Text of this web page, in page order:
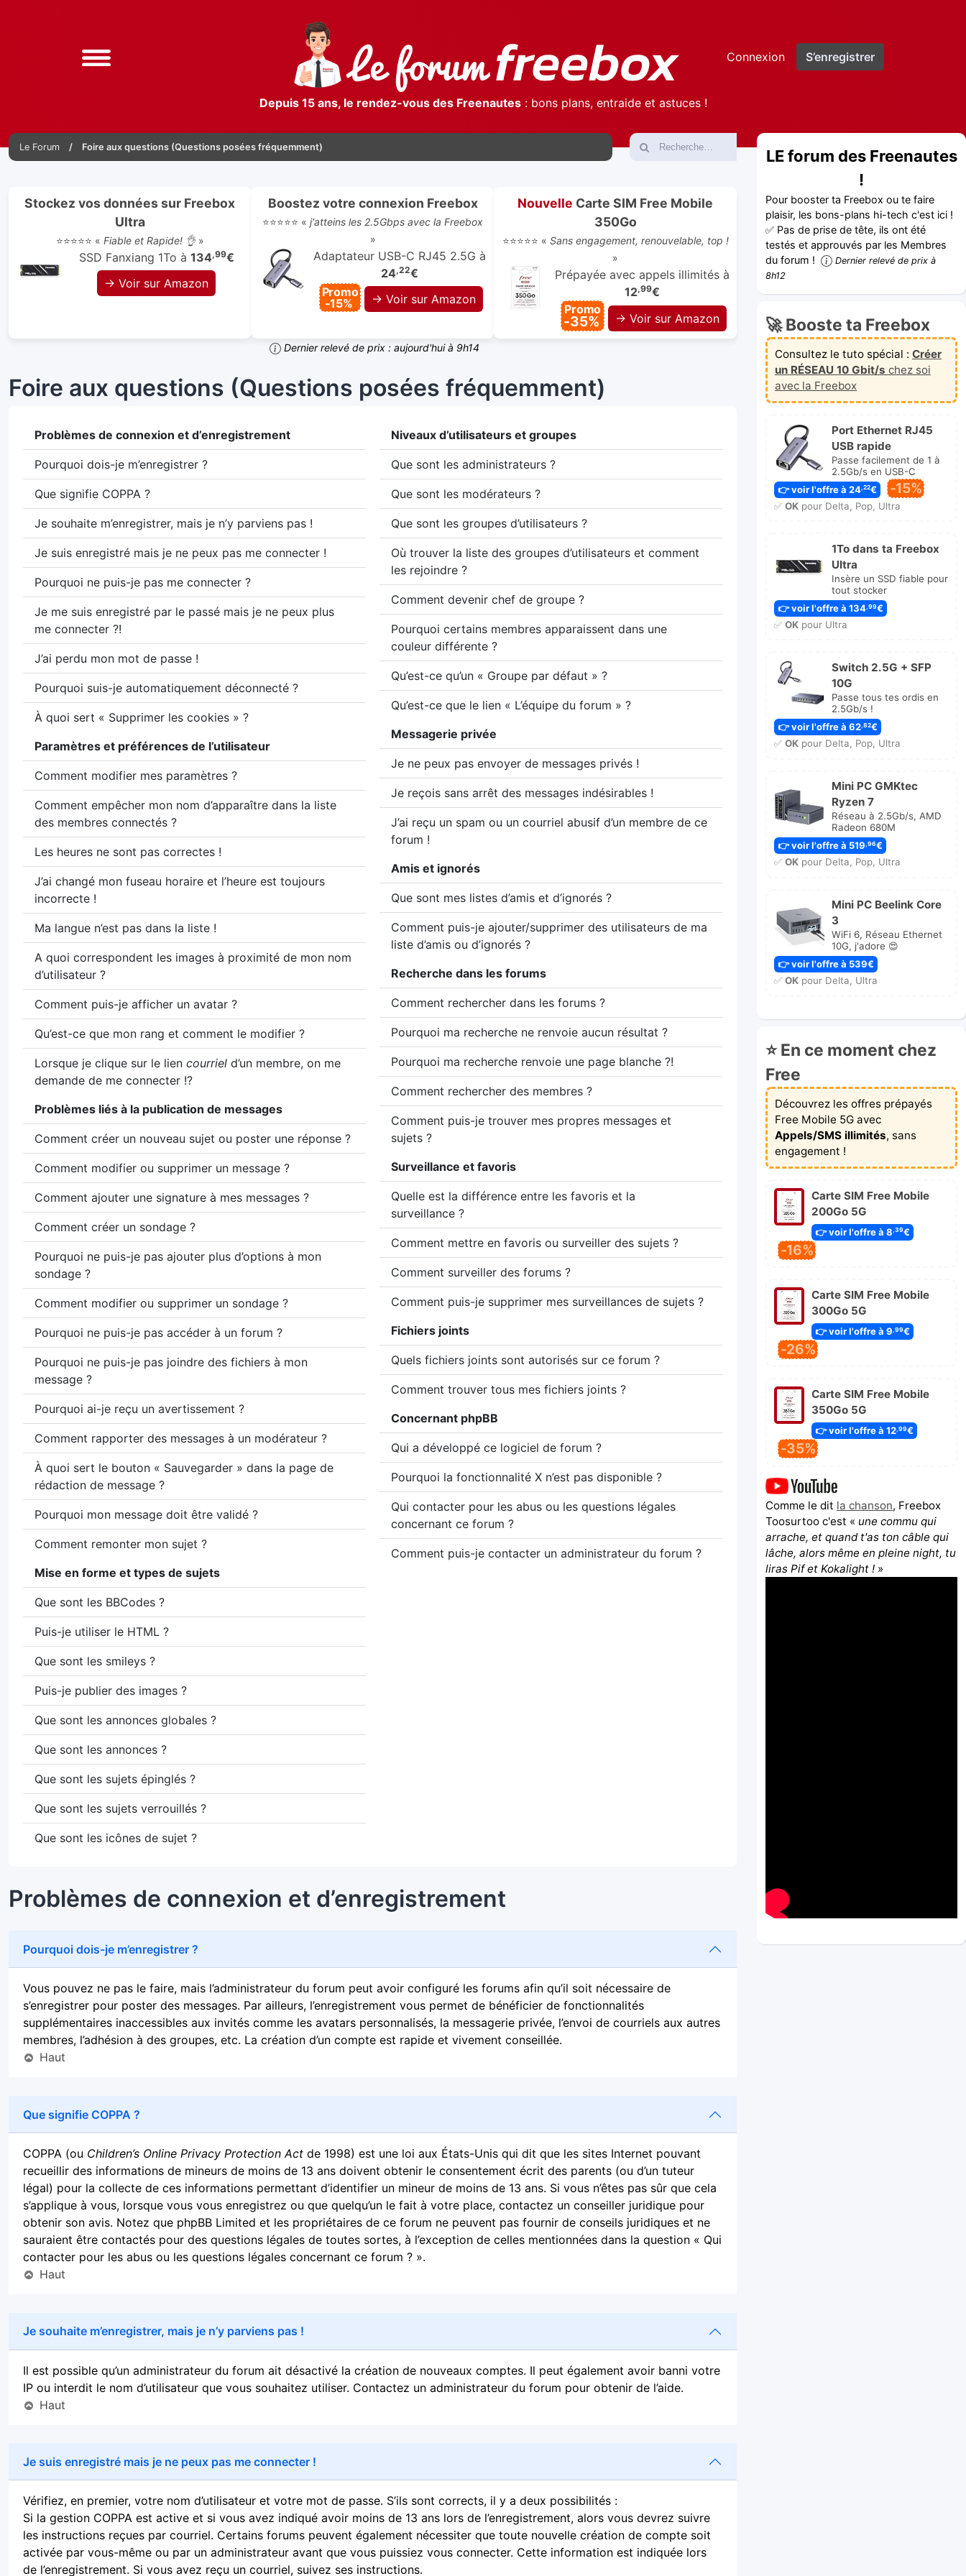
Connexion S’enregistrer
Depuis 15 ans, le rendez-vous des Freenautes: bons plans, entraide et astuces !
Le Forum Foire aux questions (Questions posées fréquemment)
Stockez vos données sur Freebox
Ultra
⭐⭐⭐⭐⭐ « Fiable et Rapide! 👌»
SSD Fanxiang 1To à 134,99€
→ Voir sur Amazon
Boostez votre connexion Freebox
⭐⭐⭐⭐⭐ « j'atteins les 2.5Gbps avec la Freebox
»
Adaptateur USB-C RJ45 2.5G à
24,22€
Promo
-15%
→ Voir sur Amazon
Nouvelle Carte SIM Free Mobile
350Go
⭐⭐⭐⭐⭐ « Sans engagement, renouvelable, top !
»
Prépayée avec appels illimités à
12,99€
Promo
-35% → Voir sur Amazon
Dernier relevé de prix : aujourd'hui à 9h14
Foire aux questions (Questions posées fréquemment)
Problèmes de connexion et d’enregistrement
Pourquoi dois-je m’enregistrer ?
Que signifie COPPA ?
Je souhaite m’enregistrer, mais je n’y parviens pas !
Je suis enregistré mais je ne peux pas me connecter !
Pourquoi ne puis-je pas me connecter ?
Je me suis enregistré par le passé mais je ne peux plus
me connecter ?!
J’ai perdu mon mot de passe !
Pourquoi suis-je automatiquement déconnecté ?
À quoi sert « Supprimer les cookies » ?
Paramètres et préférences de l’utilisateur
Comment modifier mes paramètres ?
Comment empêcher mon nom d’apparaître dans la liste
des membres connectés ?
Les heures ne sont pas correctes !
J’ai changé mon fuseau horaire et l’heure est toujours
incorrecte !
Ma langue n’est pas dans la liste !
A quoi correspondent les images à proximité de mon nom
d’utilisateur ?
Comment puis-je afficher un avatar ?
Qu’est-ce que mon rang et comment le modifier ?
Lorsque je clique sur le lien courriel d’un membre, on me
demande de me connecter !?
Problèmes liés à la publication de messages
Comment créer un nouveau sujet ou poster une réponse ?
Comment modifier ou supprimer un message ?
Comment ajouter une signature à mes messages ?
Comment créer un sondage ?
Pourquoi ne puis-je pas ajouter plus d’options à mon
sondage ?
Comment modifier ou supprimer un sondage ?
Pourquoi ne puis-je pas accéder à un forum ?
Pourquoi ne puis-je pas joindre des fichiers à mon
message ?
Pourquoi ai-je reçu un avertissement ?
Comment rapporter des messages à un modérateur ?
À quoi sert le bouton « Sauvegarder » dans la page de
rédaction de message ?
Pourquoi mon message doit être validé ?
Comment remonter mon sujet ?
Mise en forme et types de sujets
Que sont les BBCodes ?
Puis-je utiliser le HTML ?
Que sont les smileys ?
Puis-je publier des images ?
Que sont les annonces globales ?
Que sont les annonces ?
Que sont les sujets épinglés ?
Que sont les sujets verrouillés ?
Que sont les icônes de sujet ?
Niveaux d’utilisateurs et groupes
Que sont les administrateurs ?
Que sont les modérateurs ?
Que sont les groupes d’utilisateurs ?
Où trouver la liste des groupes d’utilisateurs et comment
les rejoindre ?
Comment devenir chef de groupe ?
Pourquoi certains membres apparaissent dans une
couleur différente ?
Qu’est-ce qu’un « Groupe par défaut » ?
Qu’est-ce que le lien « L’équipe du forum » ?
Messagerie privée
Je ne peux pas envoyer de messages privés !
Je reçois sans arrêt des messages indésirables !
J’ai reçu un spam ou un courriel abusif d’un membre de ce
forum !
Amis et ignorés
Que sont mes listes d’amis et d’ignorés ?
Comment puis-je ajouter/supprimer des utilisateurs de ma
liste d’amis ou d’ignorés ?
Recherche dans les forums
Comment rechercher dans les forums ?
Pourquoi ma recherche ne renvoie aucun résultat ?
Pourquoi ma recherche renvoie une page blanche ?!
Comment rechercher des membres ?
Comment puis-je trouver mes propres messages et
sujets ?
Surveillance et favoris
Quelle est la différence entre les favoris et la
surveillance ?
Comment mettre en favoris ou surveiller des sujets ?
Comment surveiller des forums ?
Comment puis-je supprimer mes surveillances de sujets ?
Fichiers joints
Quels fichiers joints sont autorisés sur ce forum ?
Comment trouver tous mes fichiers joints ?
Concernant phpBB
Qui a développé ce logiciel de forum ?
Pourquoi la fonctionnalité X n’est pas disponible ?
Qui contacter pour les abus ou les questions légales
concernant ce forum ?
Comment puis-je contacter un administrateur du forum ?
Problèmes de connexion et d’enregistrement
Pourquoi dois-je m’enregistrer ?
Vous pouvez ne pas le faire, mais l’administrateur du forum peut avoir configuré les forums afin qu’il soit nécessaire de
s’enregistrer pour poster des messages. Par ailleurs, l’enregistrement vous permet de bénéficier de fonctionnalités
supplémentaires inaccessibles aux invités comme les avatars personnalisés, la messagerie privée, l’envoi de courriels aux autres
membres, l’adhésion à des groupes, etc. La création d’un compte est rapide et vivement conseillée.
Haut
Que signifie COPPA ?
COPPA (ou Children’s Online Privacy Protection Act de 1998) est une loi aux États-Unis qui dit que les sites Internet pouvant
recueillir des informations de mineurs de moins de 13 ans doivent obtenir le consentement écrit des parents (ou d’un tuteur
légal) pour la collecte de ces informations permettant d’identifier un mineur de moins de 13 ans. Si vous n’êtes pas sûr que cela
s’applique à vous, lorsque vous vous enregistrez ou que quelqu’un le fait à votre place, contactez un conseiller juridique pour
obtenir son avis. Notez que phpBB Limited et les propriétaires de ce forum ne peuvent pas fournir de conseils juridiques et ne
sauraient être contactés pour des questions légales de toutes sortes, à l’exception de celles mentionnées dans la question « Qui
contacter pour les abus ou les questions légales concernant ce forum ? ».
Haut
Je souhaite m’enregistrer, mais je n’y parviens pas !
Il est possible qu’un administrateur du forum ait désactivé la création de nouveaux comptes. Il peut également avoir banni votre
IP ou interdit le nom d’utilisateur que vous souhaitez utiliser. Contactez un administrateur du forum pour obtenir de l’aide.
Haut
Je suis enregistré mais je ne peux pas me connecter !
Vérifiez, en premier, votre nom d’utilisateur et votre mot de passe. S’ils sont corrects, il y a deux possibilités :
Si la gestion COPPA est active et si vous avez indiqué avoir moins de 13 ans lors de l’enregistrement, alors vous devrez suivre
les instructions reçues par courriel. Certains forums peuvent également nécessiter que toute nouvelle création de compte soit
activée par vous-même ou par un administrateur avant que vous puissiez vous connecter. Cette information est indiquée lors
de l’enregistrement. Si vous avez reçu un courriel, suivez ses instructions.
LE forum des Freenautes
!
Pour booster ta Freebox ou te faire
plaisir, les bons-plans hi-tech c'est ici !
✅ Pas de prise de tête, ils ont été
testés et approuvés par les Membres
du forum !
Dernier relevé de prix à
8h12
🚀 Booste ta Freebox
Consultez le tuto spécial : Créer
un RÉSEAU 10 Gbit/s chez soi
avec la Freebox
Port Ethernet RJ45
USB rapide
Passe facilement de 1 à
2.5Gb/s en USB-C
👉 voir l'offre à 24,22€ -15%
✅ OKpour Delta, Pop, Ultra
1To dans ta Freebox
Ultra
Insère un SSD fiable pour
tout stocker
👉 voir l'offre à 134 ,99€
✅ OKpour Ultra
Switch 2.5G + SFP
10G
Passe tous tes ordis en
2.5Gb/s !
👉 voir l'offre à 62,82€
✅ OKpour Delta, Pop, Ultra
Mini PC GMKtec
Ryzen 7
Réseau à 2.5Gb/s, AMD
Radeon 680M
👉 voir l'offre à 519,96€
✅ OKpour Delta, Pop, Ultra
Mini PC Beelink Core
3
WiFi 6, Réseau Ethernet
10G, j'adore 😍
👉 voir l'offre à 539€
✅ OKpour Delta, Ultra
⭐ En ce moment chez
Free
Découvrez les offres prépayés
Free Mobile 5G avec
Appels/SMS illimités, sans
engagement !
Carte SIM Free Mobile
200Go 5G
👉 voir l'offre à 8,39€
-16%
Carte SIM Free Mobile
300Go 5G
👉 voir l'offre à 9 ,99€
-26%
Carte SIM Free Mobile
350Go 5G
👉 voir l'offre à 12,99€
-35%
Comme le dit la chanson, Freebox
Toosurtoo c'est « une commu qui
arrache, et quand t'as ton câble qui
lâche, alors même en pleine night, tu
liras Pif et Kokalight ! »